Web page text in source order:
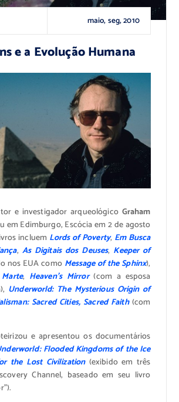
maio, seg, 2010
e a Evolução Humana
e investigador arqueológico Graham
em Edimburgo, Escócia em 2 de agosto
incluem Lords of Poverty, Em Busca
, As Digitais dos Deuses, Keeper of
nos EUA como Message of the Sphinx),
, Heaven’s Mirror(com a esposa
Underworld: The Mysterious Origin of
Sacred Cities, Sacred Faith(com
e apresentou os documentários
Flooded Kingdoms of the Ice
the Lost Civilization(exibido em três
Channel, baseado em seu livro